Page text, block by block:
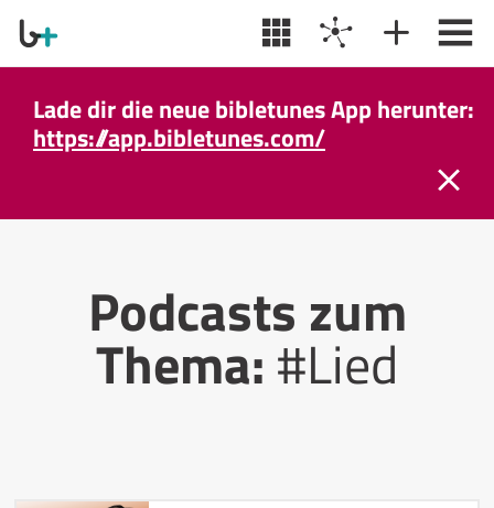
Lade dir die neue bibletunes App herunter:
https://app.bibletunes.com/
Podcasts zum
Thema:#Lied